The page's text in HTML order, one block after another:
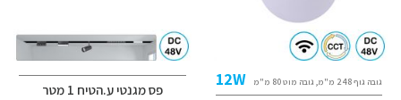
גובה גוף 248 מ"מ, גובה מוט 80 מ"מ 12W
פס מגנטי ע.הטיח 1 מטר